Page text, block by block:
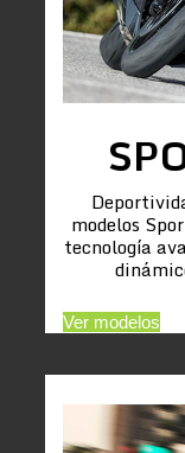
modelos
tecnología
Ver modelos